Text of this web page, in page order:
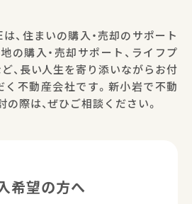
、住まいの購入・売却のサポート
の購入・売却サポート、ライフプ
、長い人生を寄り添いながらお付
不動産会社です。新小岩で不動
の際は、ぜひご相談ください。
希望の方へ